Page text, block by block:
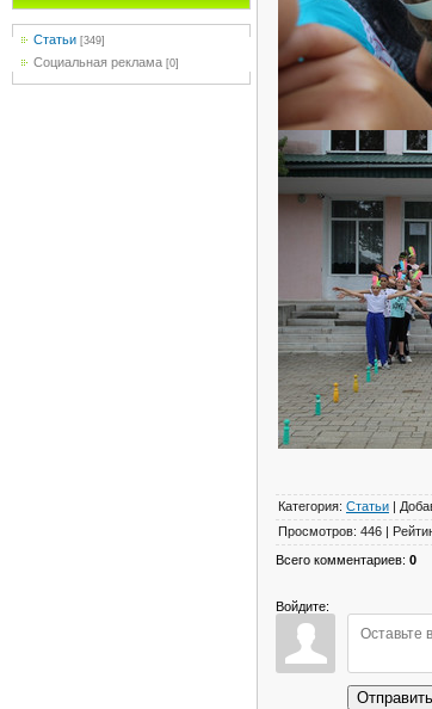
Статьи [349]
Социальная реклама [0]
Категория: Статьи |
Просмотров: 446 |
Всего комментариев: 0
Войдите:
Отправить